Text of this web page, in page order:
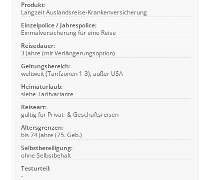
Produkt:
Langzeit Auslandsreise-Krankenversicherung
Einzelpolice / Jahrespolice:
Einmalversicherung für eine Reise
Reisedauer:
3 Jahre (mit Verlängerungsoption)
Geltungsbereich:
weltweit (Tarifzonen 1-3), außer USA
Heimaturlaub:
siehe Tarifvariante
Reiseart:
gültig für Privat- & Geschäftsreisen
Altersgrenzen:
bis 74 Jahre (75. Geb.)
Selbstbeteiligung:
ohne Selbstbehalt
Testurteil:
-